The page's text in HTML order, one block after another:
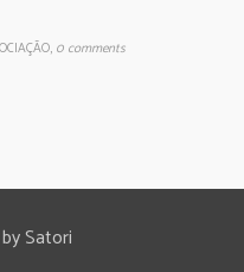
, 0 comments
Satori